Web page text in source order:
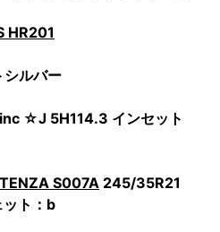
HR201
シルバー
☆J 5H114.3 インセット
S007A 245/35R21
ト：b